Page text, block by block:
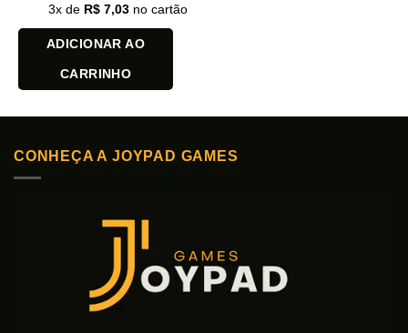
3x de R$ 7,03 no cartão
ADICIONAR AO
CARRINHO
CONHEÇA A JOYPAD GAMES